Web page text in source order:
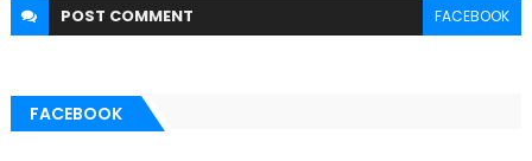
POST COMMENT FACEBOOK
FACEBOOK